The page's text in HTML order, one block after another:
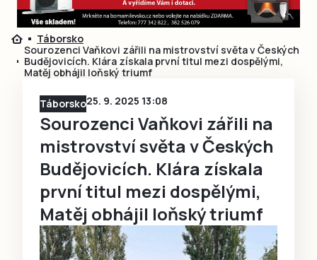
Táborsko
Sourozenci Vaňkovi zářili na mistrovství světa v Českých
Budějovicích. Klára získala první titul mezi dospělými,
Matěj obhájil loňský triumf
Táborsko25. 9. 2025 13:08
Sourozenci Vaňkovi zářili na
mistrovství světa v Českých
Budějovicích. Klára získala
první titul mezi dospělými,
Matěj obhájil loňský triumf